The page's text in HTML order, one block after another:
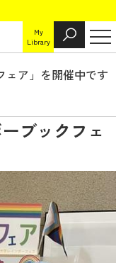
My
Library
ェア」を開催中です
ブックフェ